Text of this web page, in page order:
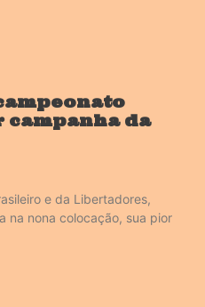
campanha da
e da Libertadores,
na nona colocação, sua pior